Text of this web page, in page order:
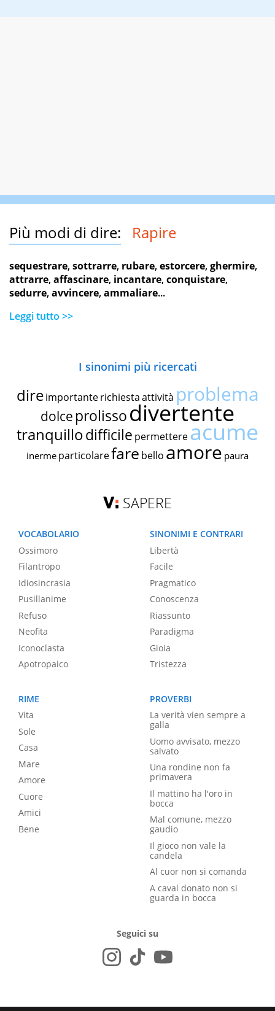
Più modi di dire: Rapire
sequestrare,sottrarre, rubare,estorcere,ghermire,
attrarre,affascinare, incantare,conquistare,
sedurre,avvincere,ammaliare...
Leggi tutto >>
I sinonimi più ricercati
dire importante richiestaattività problema
dolce prolissodivertente
tranquillodifficile permettereacume
inerme particolarefare bello amore paura
SAPERE
VOCABOLARIO
Ossimoro
Filantropo
Idiosincrasia
Pusillanime
Refuso
Neofita
Iconoclasta
Apotropaico
SINONIMI E CONTRARI
Libertà
Facile
Pragmatico
Conoscenza
Riassunto
Paradigma
Gioia
Tristezza
RIME
Vita
Sole
Casa
Mare
Amore
Cuore
Amici
Bene
PROVERBI
La verità vien sempre a
galla
Uomo avvisato, mezzo
salvato
Una rondine non fa
primavera
Il mattino ha l'oro in
bocca
Mal comune, mezzo
gaudio
Il gioco non vale la
candela
Al cuor non si comanda
A caval donato non si
guarda in bocca
Seguici su